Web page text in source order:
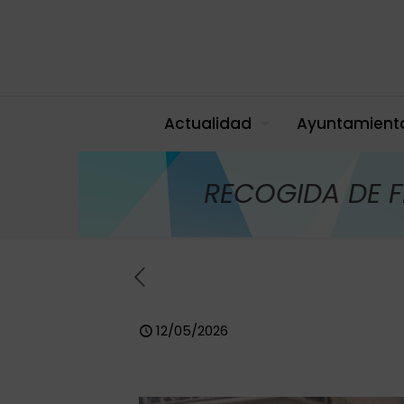
Actualidad
RECOGIDA DE
12/05/2026